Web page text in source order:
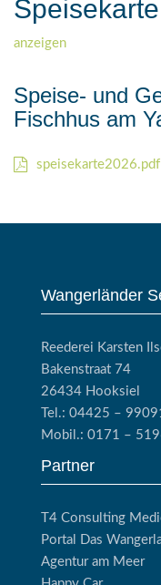
anzeigen
Speise- und
Fischhus am
Wangerländer
Reederei Karsten
Bakenstraat 74
26434 Hooksiel
Tel.: 04425 –
Mobil.: 0171 –
Partner
T4 Consulting
Portal Das
Agentur am Meer